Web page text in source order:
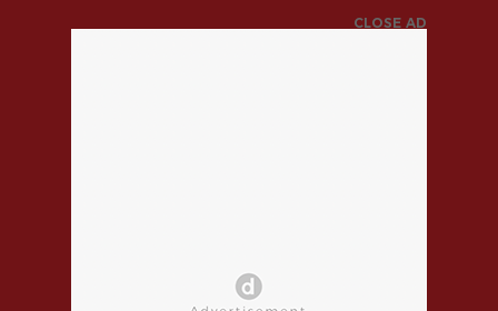
CLOSE AD